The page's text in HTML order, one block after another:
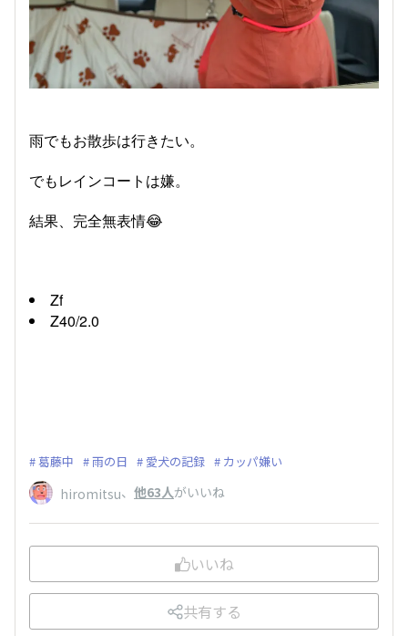
雨でもお散歩は行きたい。
でもレインコートは嫌。
結果、完全無表情😂
​Zf
Z40/2.0
葛藤中 雨の日 愛犬の記録 カッパ嫌い
hiromitsu、 他63人がいいね
いいね
共有する